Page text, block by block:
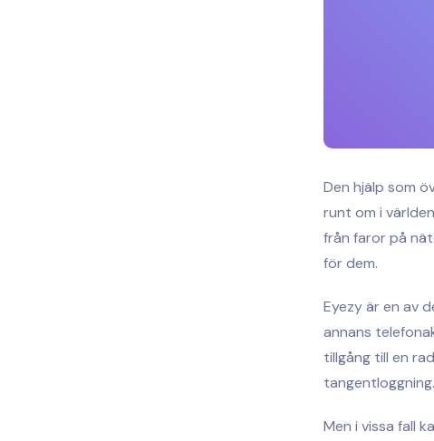
Den hjälp som
runt om i
från faror på
för dem.
Eyezy är en av
annans
tillgång till en
tangentloggning.
Men i vissa fall